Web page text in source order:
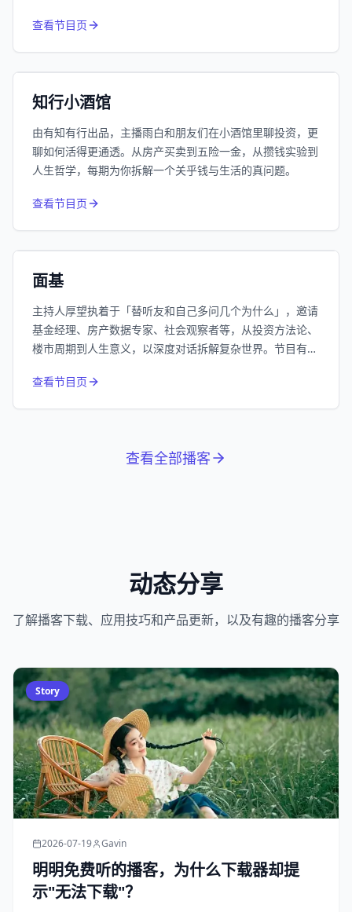
查看节目页
小宇宙 精选
知行小酒馆
由有知有行出品，主播雨白和朋友们在小酒馆里聊投资，更
聊如何活得更通透。从房产买卖到五险一金，从攒钱实验到
人生哲学，每期为你拆解一个关乎钱与生活的真问题。
查看节目页
小宇宙
面基
主持人厚望执着于「替听友和自己多问几个为什么」，邀请
基金经理、房产数据专家、社会观察者等，从投资方法论、
楼市周期到人生意义，以深度对话拆解复杂世界。节目有常
注低利率时代下的普通人生活，是一档硬核又走心的思维马
拉松。
查看节目页
查看全部播客
动态分享
了解播客下载、应用技巧和产品更新，以及有趣的播客分享
Story
2026-07-19 Gavin
明明免费听的播客，为什么下载器却提
示"无法下载"？